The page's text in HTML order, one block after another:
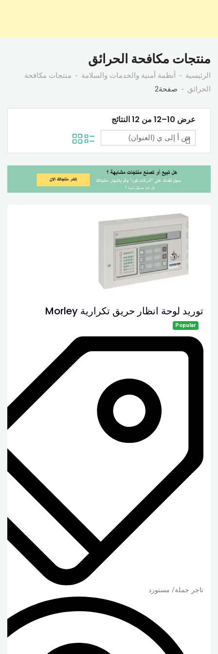
منتجات مكافحة الحرائق
الرئيسية أنظمة أمنية والخدمات والسلامة
منتجات مكافحة
الحرائق
صفحة2
عرض 10–12 من 12 النتائج
توريد لوحة انظار حريق تكرارية Morley
Popular
تاجر جملة/ مستورد